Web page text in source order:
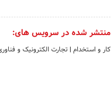
منتشر شده در سرویس های:
کار و استخدام | تجارت الکترونیک و